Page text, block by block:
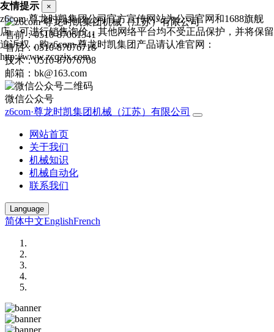
售前：0510-87061341
售后：0510-87076718
技术：0510-87076708
邮箱：bk@163.com
微信公众号
z6com·尊龙时凯集团机械（江苏）有限公司
网站首页
关于我们
机械知识
机械自动化
联系我们
Language
简体中文EnglishFrench
友情提示 ×
z6com·尊龙时凯集团公司官方宣传网站为公司官网和1688旗舰
店，可进行销售询价，其他网络平台均不受正品保护，并将保留
追诉权，购z6com·尊龙时凯集团产品请认准官网：
http://www.zcqzjx.com